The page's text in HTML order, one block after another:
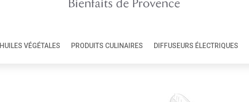
HUILES VÉGÉTALES PRODUITS CULINAIRES DIFFUSEURS ÉLECTRIQUES